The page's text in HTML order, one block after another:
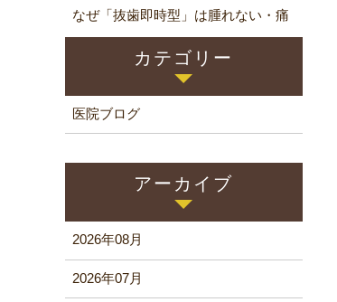
なぜ「抜歯即時型」は腫れない・痛
カテゴリー
医院ブログ
アーカイブ
2026年08月
2026年07月